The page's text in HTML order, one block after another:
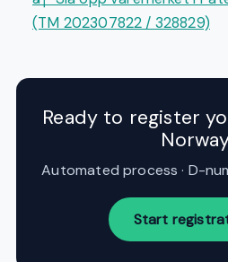
(TM 202307822 / 328829)
Ready to register
Automated process · D-
Start